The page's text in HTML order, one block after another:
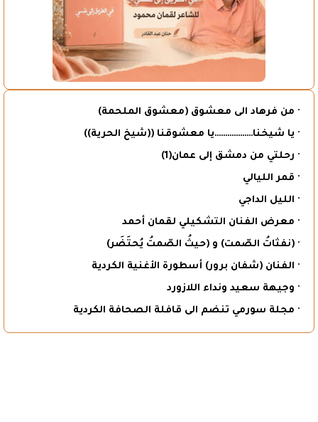
· من فرهاد الى معشوق (معشوق الملحمة)
· يا شيخنا………………يا معشوقنا ((شيخ الحرية))
· رحلتي من دمشق إلى عمان(1)
· قمر الليالي
· الليل الداجي
· معرض الفنان التشكيلي لقمان أحمد
· (نفثاتُ الصّمت) و (حيثُ الصّمتُ يُحتَضَر)
· الفنان (شفان برور) أسطورة الأغنية الكردية
· وجيهة سعيد ونداء اللازورد
· مجلة سورمي تنضم الى قافلة الصحافة الكردية